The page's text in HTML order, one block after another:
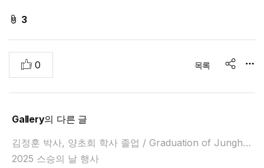
f
l
e
t
c
3
추
천
0 목록
Gallery의 다른 글
김정훈 박사, 양초희 학사 졸업 / Graduation of Junghun Kim, Chohee Yang (2025.08)
2025 스승의 날 행사